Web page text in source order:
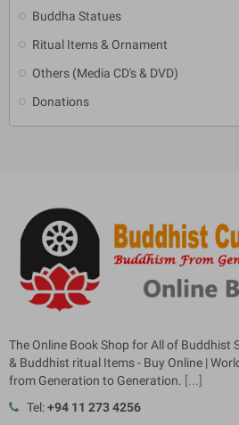
Buddha Statues
Ritual Items & Ornament
Others (Media CD's & DVD)
Donations
The Online Book Shop for All of Buddhist
& Buddhist ritual Items - Buy Online |
from Generation to Generation. [...]
Tel:+94 11 273 4256